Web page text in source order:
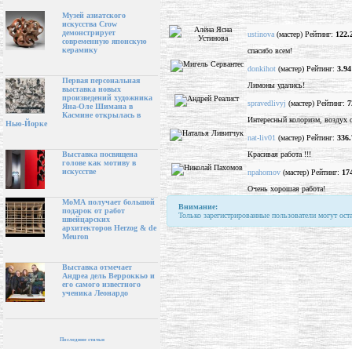
Музей азиатского
искусства Crow
демонстрирует
современную японскую
керамику
Первая персональная
выставка новых
произведений художника
Яна-Оле Шимана в
Касмине открылась в
Нью-Йорке
Выставка посвящена
голове как мотиву в
искусстве
МоМА получает большой
подарок от работ
швейцарских
архитекторов Herzog & de
Meuron
Выставка отмечает
Андреа дель Верроккьо и
его самого известного
ученика Леонардо
Последние статьи
ustinova (мастер) Рейтинг:
спасибо всем!
donkihot (мастер) Рейтинг: 3.94
Лимоны удались!
spravedlivyj (мастер) Рейтинг:
Интересный колоризм, воздух
nat-liv01 (мастер) Рейтинг:
Красивая работа !!!
npahomov (мастер) Рейтинг:
Очень хорошая работа!
Внимание:
Только зарегистрированные пользователи могут